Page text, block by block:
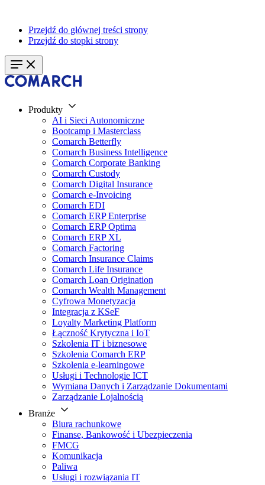
Przejdź do głównej treści strony
Przejdź do stopki strony
Produkty
AI i Sieci Autonomiczne
Bootcamp i Masterclass
Comarch Betterfly
Comarch Business Intelligence
Comarch Corporate Banking
Comarch Custody
Comarch Digital Insurance
Comarch e-Invoicing
Comarch EDI
Comarch ERP Enterprise
Comarch ERP Optima
Comarch ERP XL
Comarch Factoring
Comarch Insurance Claims
Comarch Life Insurance
Comarch Loan Origination
Comarch Wealth Management
Cyfrowa Monetyzacja
Integracja z KSeF
Loyalty Marketing Platform
Łączność Krytyczna i IoT
Szkolenia IT i biznesowe
Szkolenia Comarch ERP
Szkolenia e-learningowe
Usługi i Technologie ICT
Wymiana Danych i Zarządzanie Dokumentami
Zarządzanie Lojalnością
Branże
Biura rachunkowe
Finanse, Bankowość i Ubezpieczenia
FMCG
Komunikacja
Paliwa
Usługi i rozwiązania IT